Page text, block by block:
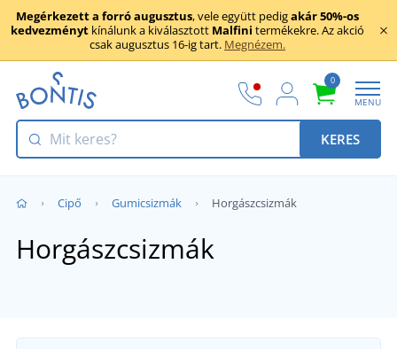
Megérkezett a forró augusztus, vele együtt pedigakár 50%-os
kedvezményt kínálunk a kiválasztott Malfini termékekre. Az akció
csak augusztus 16-ig tart. Megnézem.
0
MENU
KERES
Cipő Gumicsizmák Horgászcsizmák
Horgászcsizmák